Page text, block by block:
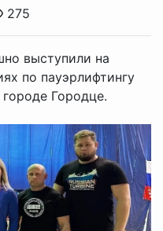
275
выступили на
по пауэрлифтингу
Городце.